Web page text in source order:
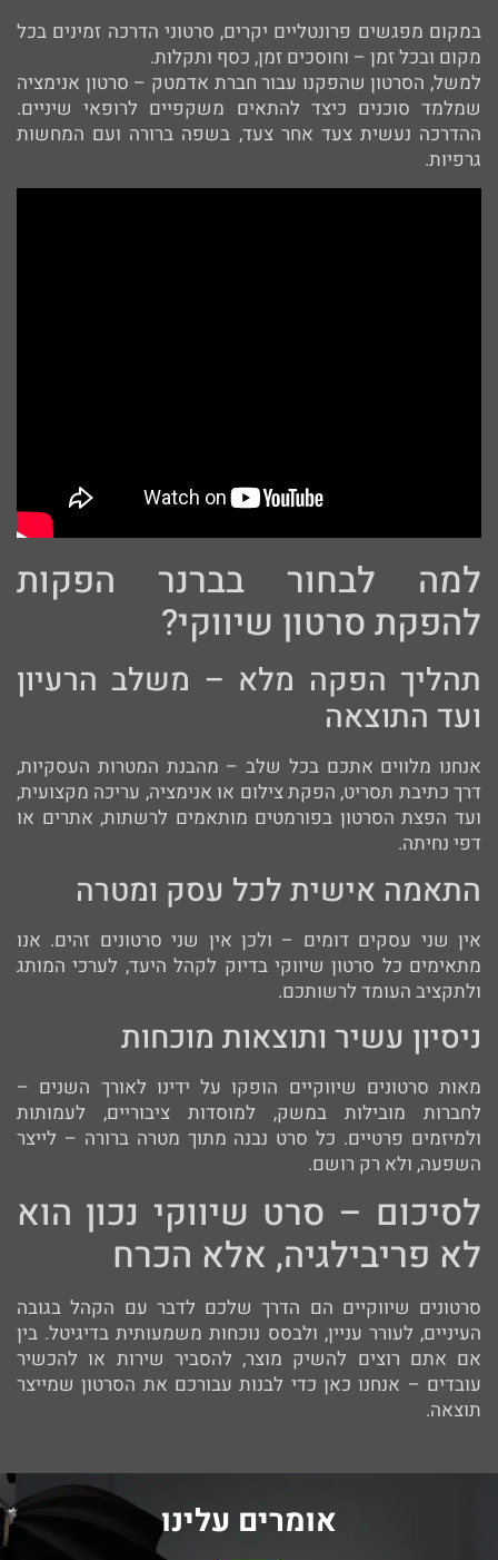
במקום מפגשים פרונטליים יקרים, סרטוני הדרכה זמינים בכל
מקום ובכל זמן – וחוסכים זמן, כסף ותקלות.
למשל, הסרטון שהפקנו עבור חברת אדמטק – סרטון אנימציה
שמלמד סוכנים כיצד להתאים משקפיים לרופאי שיניים.
ההדרכה נעשית צעד אחר צעד, בשפה ברורה ועם המחשות
גרפיות.
למה לבחור בברנר הפקות
להפקת סרטון שיווקי?
תהליך הפקה מלא – משלב הרעיון
ועד התוצאה
אנחנו מלווים אתכם בכל שלב – מהבנת המטרות העסקיות,
דרך כתיבת תסריט, הפקת צילום או אנימציה, עריכה מקצועית,
ועד הפצת הסרטון בפורמטים מותאמים לרשתות, אתרים או
דפי נחיתה.
התאמה אישית לכל עסק ומטרה
אין שני עסקים דומים – ולכן אין שני סרטונים זהים. אנו
מתאימים כל סרטון שיווקי בדיוק לקהל היעד, לערכי המותג
ולתקציב העומד לרשותכם.
ניסיון עשיר ותוצאות מוכחות
מאות סרטונים שיווקיים הופקו על ידינו לאורך השנים –
לחברות מובילות במשק, למוסדות ציבוריים, לעמותות
ולמיזמים פרטיים. כל סרט נבנה מתוך מטרה ברורה – לייצר
השפעה, ולא רק רושם.
לסיכום – סרט שיווקי נכון הוא
לא פריבילגיה, אלא הכרח
סרטונים שיווקיים הם הדרך שלכם לדבר עם הקהל בגובה
העיניים, לעורר עניין, ולבסס נוכחות משמעותית בדיגיטל. בין
אם אתם רוצים להשיק מוצר, להסביר שירות או להכשיר
עובדים – אנחנו כאן כדי לבנות עבורכם את הסרטון שמייצר
תוצאה.
אומרים עלינו